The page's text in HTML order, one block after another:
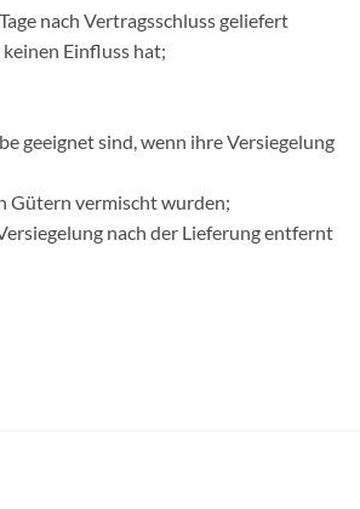
nach Vertragsschluss geliefert
Einfluss hat;
geeignet sind, wenn ihre Versiegelung
Gütern vermischt wurden;
nach der Lieferung entfernt